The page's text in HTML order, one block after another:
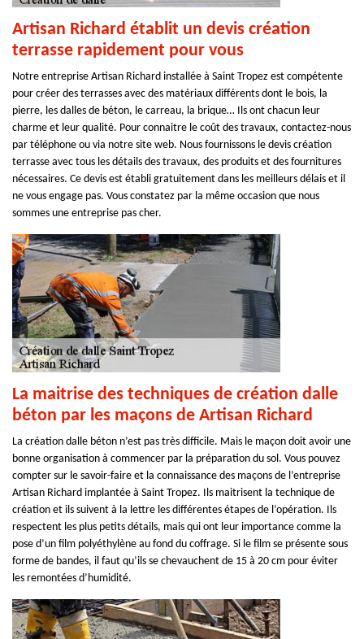
Artisan Richard établit un devis création
terrasse rapidement pour vous
Notre entreprise Artisan Richard installée à Saint Tropez est compétente
pour créer des terrasses avec des matériaux différents dont le bois, la
pierre, les dalles de béton, le carreau, la brique… Ils ont chacun leur
charme et leur qualité. Pour connaitre le coût des travaux, contactez-nous
par téléphone ou via notre site web. Nous fournissons le devis création
terrasse avec tous les détails des travaux, des produits et des fournitures
nécessaires. Ce devis est établi gratuitement dans les meilleurs délais et il
ne vous engage pas. Vous constatez par la même occasion que nous
sommes une entreprise pas cher.
La maitrise des techniques de création dalle
béton par les maçons de Artisan Richard
La création dalle béton n’est pas très difficile. Mais le maçon doit avoir une
bonne organisation à commencer par la préparation du sol. Vous pouvez
compter sur le savoir-faire et la connaissance des maçons de l’entreprise
Artisan Richard implantée à Saint Tropez. Ils maitrisent la technique de
création et ils suivent à la lettre les différentes étapes de l’opération. Ils
respectent les plus petits détails, mais qui ont leur importance comme la
pose d’un film polyéthylène au fond du coffrage. Si le film se présente sous
forme de bandes, il faut qu’ils se chevauchent de 15 à 20 cm pour éviter
les remontées d’humidité.